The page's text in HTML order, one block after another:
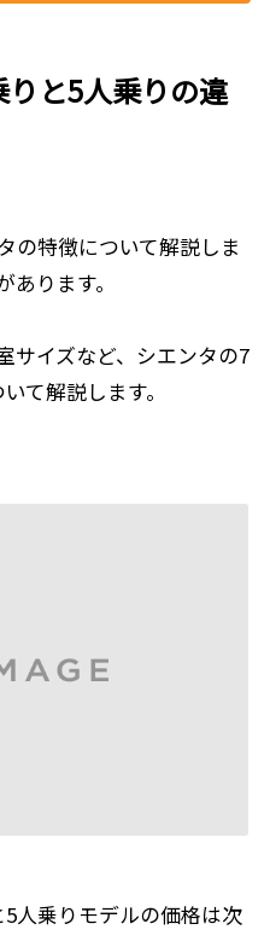
と5人乗りの違
の特徴について解説しま
ります。
サイズなど、シエンタの7
て解説します。
人乗りモデルの価格は次